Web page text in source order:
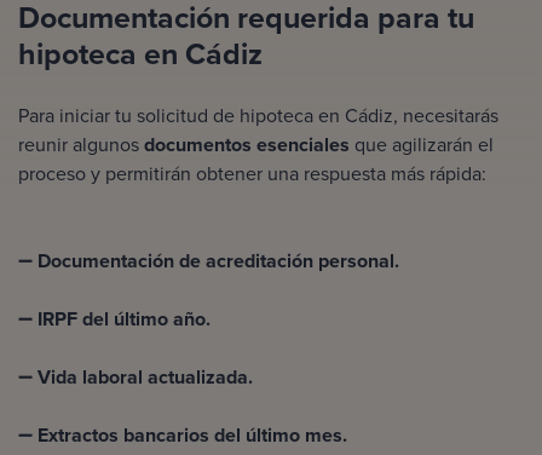
Documentación requerida para tu
hipoteca en Cádiz
Para iniciar tu solicitud de hipoteca en Cádiz, necesitarás
reunir algunosdocumentos esenciales que agilizarán el
proceso y permitirán obtener una respuesta más rápida:
➖ Documentación de acreditación personal.
➖ IRPF del último año.
➖Vida laboral actualizada.
➖ Extractos bancarios del último mes.